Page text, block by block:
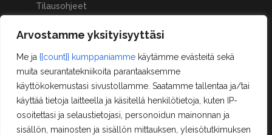
Arvostamme yksityisyyttäsi
Me ja {{count}} kumppaniamme käytämme evästeitä sekä
muita seurantatekniikoita parantaaksemme
käyttökokemustasi sivustollamme. Saatamme tallentaa ja/tai
käyttää tietoja laitteella ja käsitellä henkilötietoja, kuten IP-
osoitettasi ja selaustietojasi, personoidun mainonnan ja
sisällön, mainosten ja sisällön mittauksen, yleisötutkimuksen
Tilausohjeet
Asiakastilini
Oma tili
Ostoskori
Rekisteröityminen